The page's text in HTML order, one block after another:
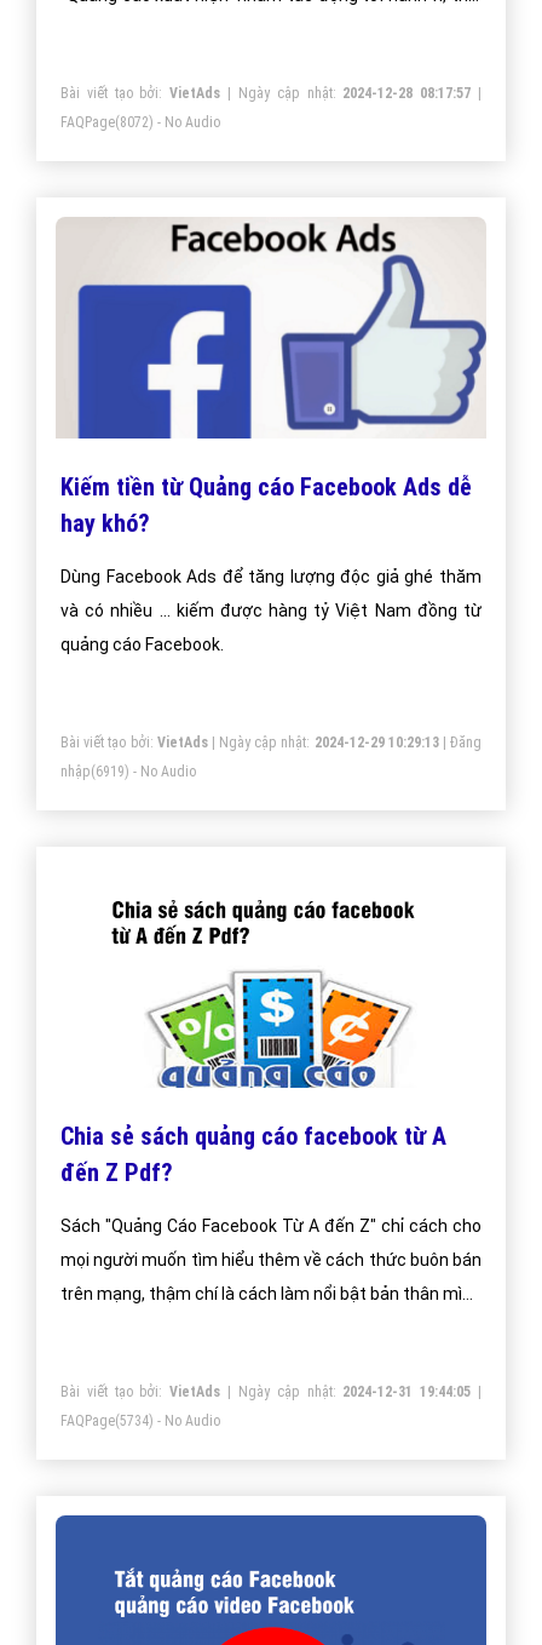
cách thuyết phục về sản phẩm hay dịch vụ của người
bán.
Bài viết tạo bởi:VietAds | Ngày cập nhật: 2024-12-28 08:17:57
FAQPage(8072) - No Audio
Kiếm tiền từ Quảng cáo Facebook Ads dễ
hay khó?
Dùng Facebook Ads để tăng lượng độc giả ghé thăm
và có nhiều ... kiếm được hàng tỷ Việt Nam đồng từ
quảng cáo Facebook.
Bài viết tạo bởi: VietAds| Ngày cập nhật: 2024-12-29 10:29:13|Đăng
nhập(6919) - No Audio
Chia sẻ sách quảng cáo facebook từ A
đến Z Pdf?
Sách "Quảng Cáo Facebook Từ A đến Z" chỉ cách cho
mọi người muốn tìm hiểu thêm về cách thức buôn bán
trên mạng, thậm chí là cách làm nổi bật bản thân mình
Bài viết tạo bởi:VietAds | Ngày cập nhật: 2024-12-31 19:44:05
FAQPage(5734) - No Audio